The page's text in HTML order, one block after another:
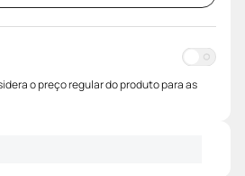
o preço regular do produto para as